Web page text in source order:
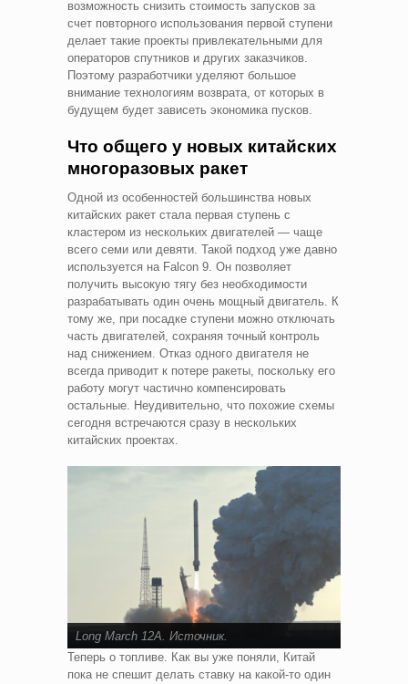
возможность снизить стоимость запусков за
счет повторного использования первой ступени
делает такие проекты привлекательными для
операторов спутников и других заказчиков.
Поэтому разработчики уделяют большое
внимание технологиям возврата, от которых в
будущем будет зависеть экономика пусков.
Что общего у новых китайских
многоразовых ракет
Одной из особенностей большинства новых
китайских ракет стала первая ступень с
кластером из нескольких двигателей — чаще
всего семи или девяти. Такой подход уже давно
используется на Falcon 9. Он позволяет
получить высокую тягу без необходимости
разрабатывать один очень мощный двигатель. К
тому же, при посадке ступени можно отключать
часть двигателей, сохраняя точный контроль
над снижением. Отказ одного двигателя не
всегда приводит к потере ракеты, поскольку его
работу могут частично компенсировать
остальные. Неудивительно, что похожие схемы
сегодня встречаются сразу в нескольких
китайских проектах.
Long March 12A. Источник.
Теперь о топливе. Как вы уже поняли, Китай
пока не спешит делать ставку на какой-то один